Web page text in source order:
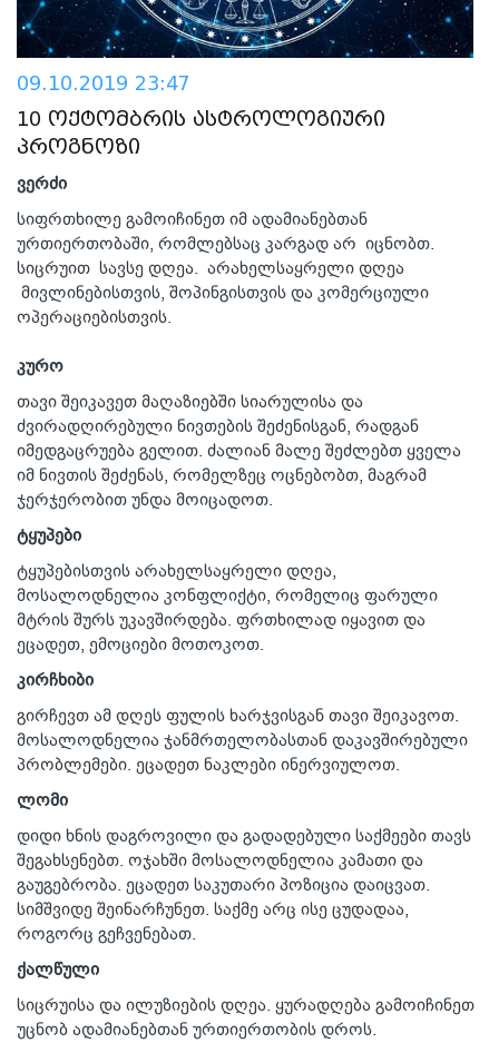
09.10.2019 23:47
10 ოქტომბრის ასტროლოგიური
პროგნოზი
ვერძი
სიფრთხილე გამოიჩინეთ იმ ადამიანებთან
ურთიერთობაში, რომლებსაც კარგად არ იცნობთ.
სიცრუით სავსე დღეა. არახელსაყრელი დღეა
მივლინებისთვის, შოპინგისთვის და კომერციული
ოპერაციებისთვის.
კურო
თავი შეიკავეთ მაღაზიებში სიარულისა და
ძვირადღირებული ნივთების შეძენისგან, რადგან
იმედგაცრუება გელით. ძალიან მალე შეძლებთ ყველა
იმ ნივთის შეძენას, რომელზეც ოცნებობთ, მაგრამ
ჯერჯერობით უნდა მოიცადოთ.
ტყუპები
ტყუპებისთვის არახელსაყრელი დღეა,
მოსალოდნელია კონფლიქტი, რომელიც ფარული
მტრის შურს უკავშირდება. ფრთხილად იყავით და
ეცადეთ, ემოციები მოთოკოთ.
კირჩხიბი
გირჩევთ ამ დღეს ფულის ხარჯვისგან თავი შეიკავოთ.
მოსალოდნელია ჯანმრთელობასთან დაკავშირებული
პრობლემები. ეცადეთ ნაკლები ინერვიულოთ.
ლომი
დიდი ხნის დაგროვილი და გადადებული საქმეები თავს
შეგახსენებთ. ოჯახში მოსალოდნელია კამათი და
გაუგებრობა. ეცადეთ საკუთარი პოზიცია დაიცვათ.
სიმშვიდე შეინარჩუნეთ. საქმე არც ისე ცუდადაა,
როგორც გეჩვენებათ.
ქალწული
სიცრუისა და ილუზიების დღეა. ყურადღება გამოიჩინეთ
უცნობ ადამიანებთან ურთიერთობის დროს.